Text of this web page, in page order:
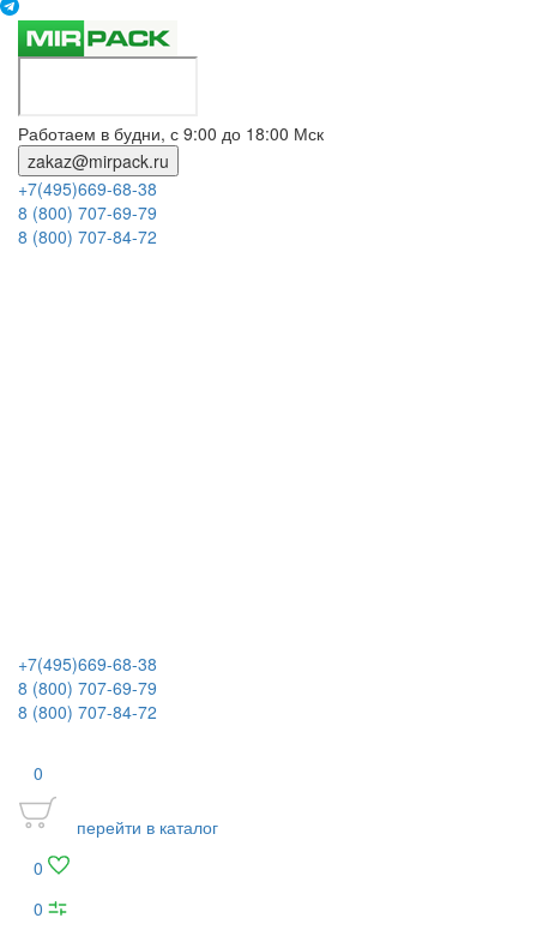
Работаем в будни, с 9:00 до 18:00 Мск
zakaz@mirpack.ru
+7(495)669-68-38
8 (800) 707-69-79
8 (800) 707-84-72
+7(495)669-68-38
8 (800) 707-69-79
8 (800) 707-84-72
0
перейти в каталог
0
0